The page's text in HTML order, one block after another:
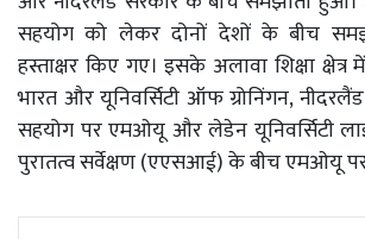
सहयोग को लेकर दोनों देशों के बीच
हस्ताक्षर किए गए। इसके अलावा शिक्षा क्षेत्र
भारत और यूनिवर्सिटी ऑफ ग्रोनिंगन,
सहयोग पर एमओयू और लेडेन यूनिवर्सिटी
पुरातत्व सर्वेक्षण (एएसआई) के बीच एमओयू पर